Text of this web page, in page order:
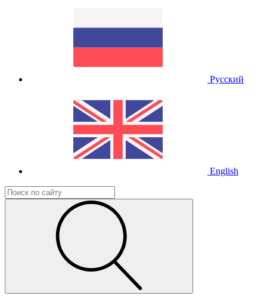
Русский
English